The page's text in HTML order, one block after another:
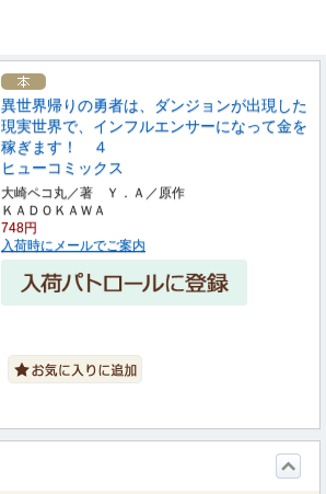
異世界帰りの勇者は、ダンジョンが出現した
現実世界で、インフルエンサーになって金を
稼ぎます！ ４
ヒューコミックス
大崎ペコ丸／著 Ｙ．Ａ／原作
ＫＡＤＯＫＡＷＡ
748円
入荷時にメールでご案内